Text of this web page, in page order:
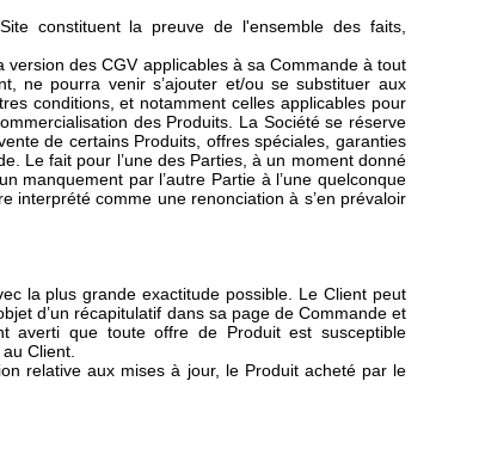
constituent la preuve de l'ensemble des faits,
des CGV applicables à sa Commande à tout
ne pourra venir s’ajouter et/ou se substituer aux
conditions, et notamment celles applicables pour
des Produits. La Société se réserve
de certains Produits, offres spéciales, garanties
Le fait pour l’une des Parties, à un moment donné
manquement par l’autre Partie à l’une quelconque
interprété comme une renonciation à s’en prévaloir
la plus grande exactitude possible. Le Client peut
d’un récapitulatif dans sa page de Commande et
averti que toute offre de Produit est susceptible
Client.
relative aux mises à jour, le Produit acheté par le